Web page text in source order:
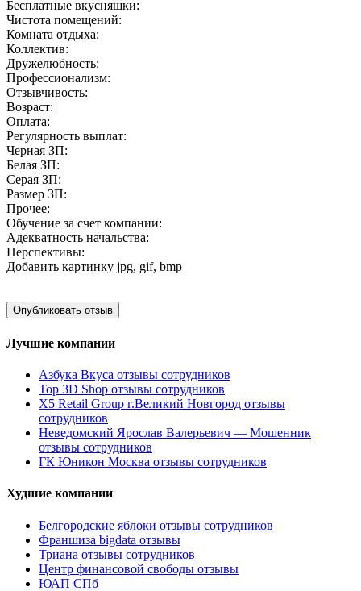
Бесплатные вкусняшки:
Чистота помещений:
Комната отдыха:
Коллектив:
Дружелюбность:
Профессионализм:
Отзывчивость:
Возраст:
Оплата:
Регулярность выплат:
Черная ЗП:
Белая ЗП:
Серая ЗП:
Размер ЗП:
Прочее:
Обучение за счет компании:
Адекватность начальства:
Перспективы:
Добавить картинку jpg, gif, bmp
Лучшие компании
Азбука Вкуса отзывы сотрудников
Top 3D Shop отзывы сотрудников
X5 Retail Group г.Великий Новгород отзывы
сотрудников
Неведомский Ярослав Валерьевич — Мошенник
отзывы сотрудников
ГК Юникон Москва отзывы сотрудников
Худшие компании
Белгородские яблоки отзывы сотрудников
Франшиза bigdata отзывы
Триана отзывы сотрудников
Центр финансовой свободы отзывы
ЮАП СПб